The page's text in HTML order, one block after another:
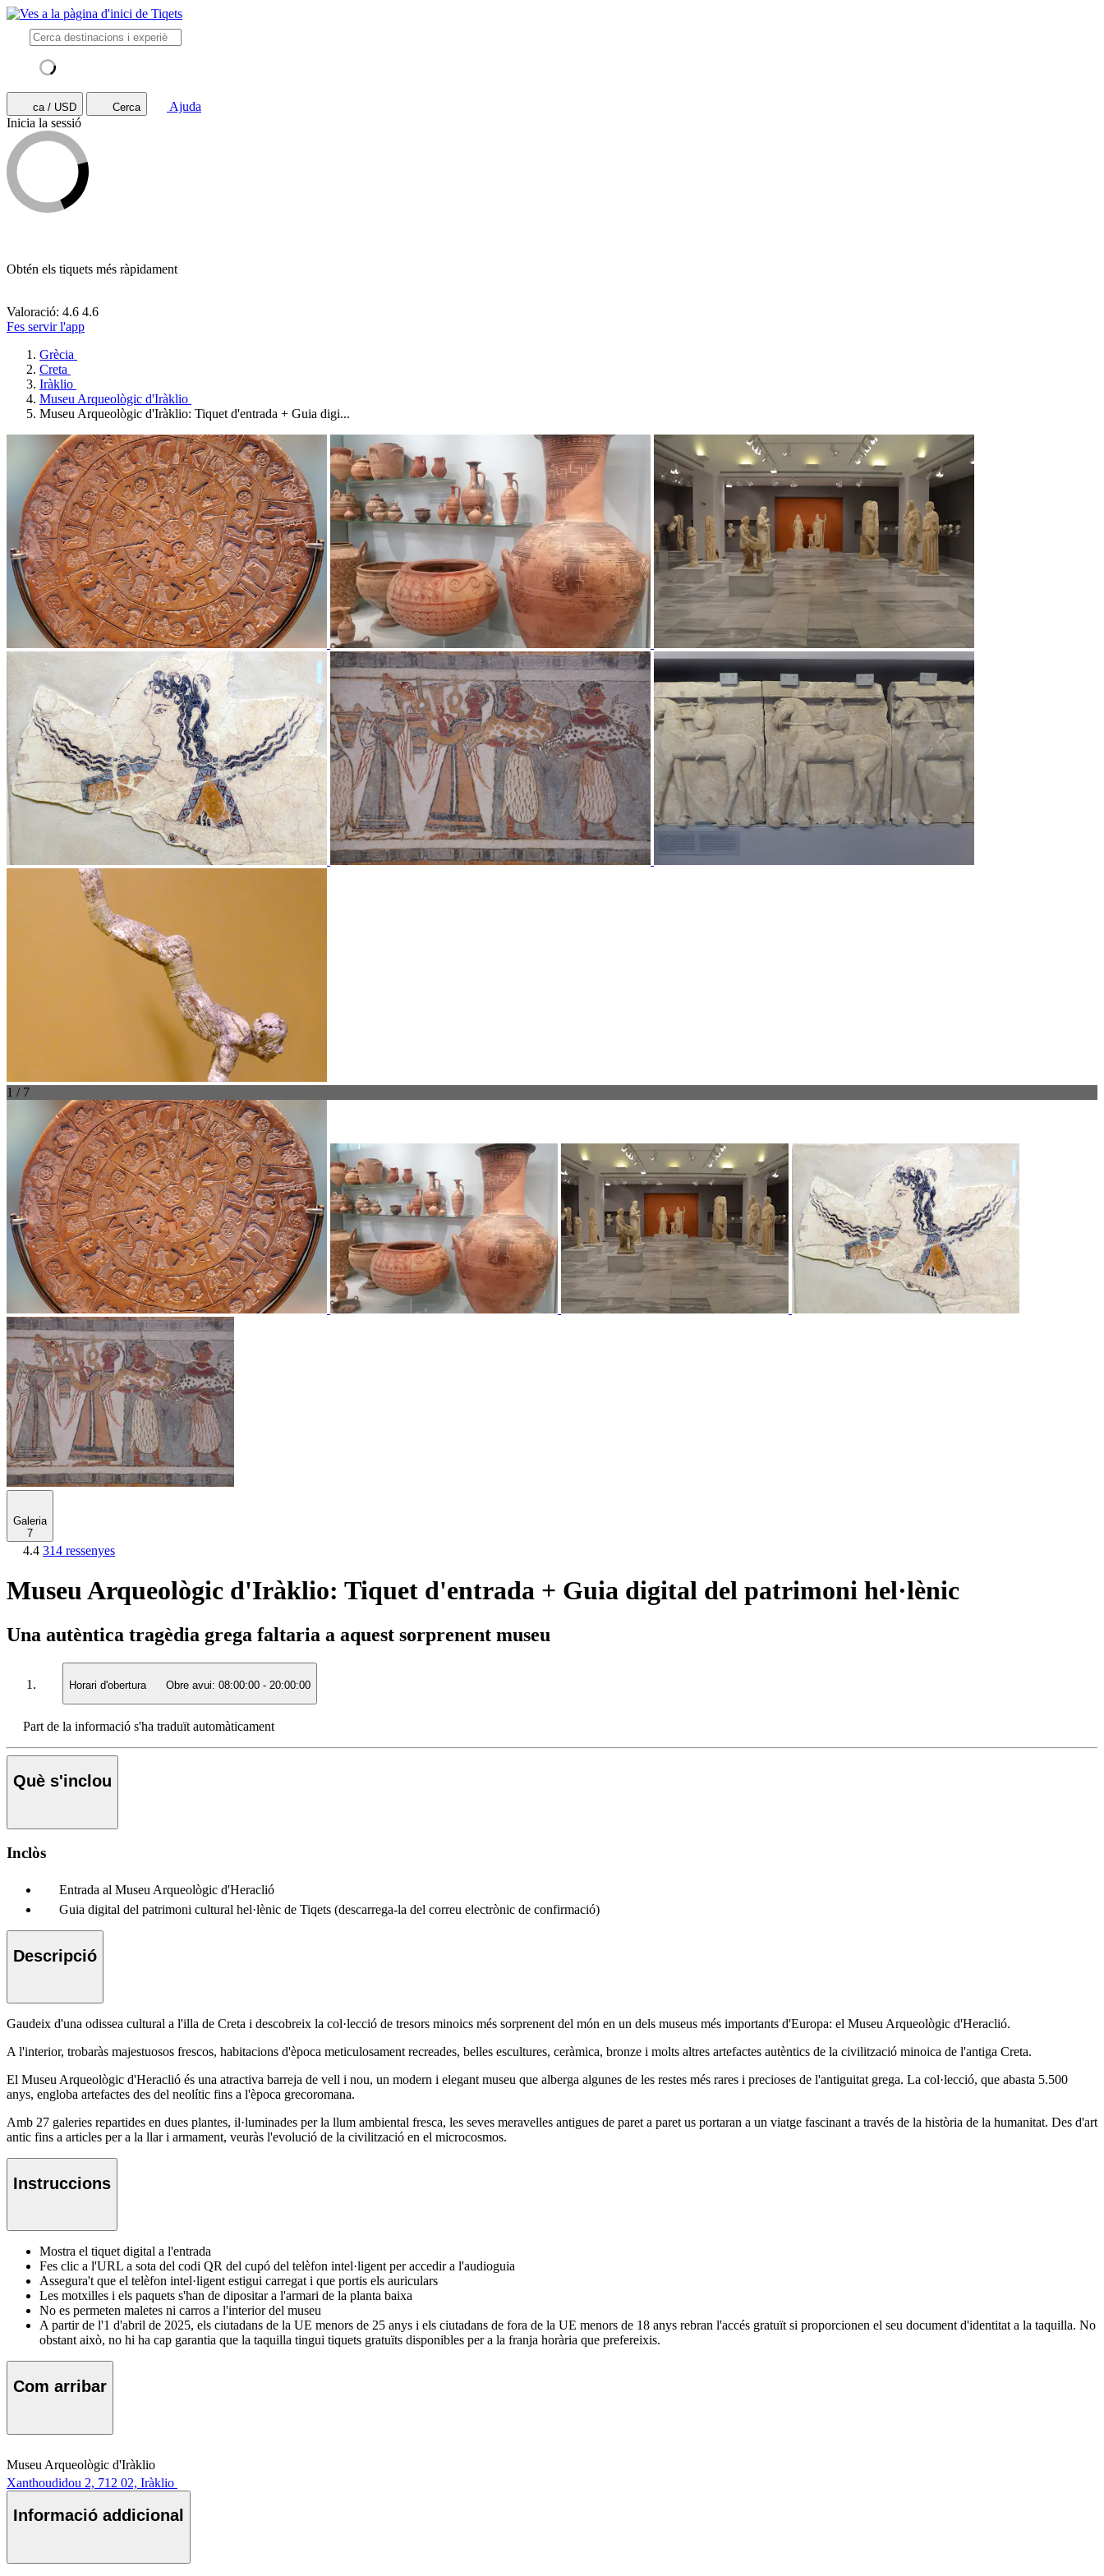
ca / USD Cerca
Ajuda
Inicia la sessió
Obtén els tiquets més ràpidament
Valoració: 4.6 4.6
Fes servir l'app
Grècia
Creta
Iràklio
Museu Arqueològic d'Iràklio
Museu Arqueològic d'Iràklio: Tiquet d'entrada + Guia digi...
1 / 7
Galeria
7
4.4 314 ressenyes
Museu Arqueològic d'Iràklio: Tiquet d'entrada + Guia digital del patrimoni hel·lènic
Una autèntica tragèdia grega faltaria a aquest sorprenent museu
Horari d'obertura Obre avui: 08:00:00 - 20:00:00
Part de la informació s'ha traduït automàticament
Què s'inclou
Inclòs
Entrada al Museu Arqueològic d'Heraclió
Guia digital del patrimoni cultural hel·lènic de Tiqets (descarrega-la del correu electrònic de confirmació)
Descripció
Gaudeix d'una odissea cultural a l'illa de Creta i descobreix la col·lecció de tresors minoics més sorprenent del món en un dels museus més importants d'Europa: el Museu Arqueològic d'Heraclió.
A l'interior, trobaràs majestuosos frescos, habitacions d'època meticulosament recreades, belles escultures, ceràmica, bronze i molts altres artefactes autèntics de la civilització minoica de l'antiga Creta.
El Museu Arqueològic d'Heraclió és una atractiva barreja de vell i nou, un modern i elegant museu que alberga algunes de les restes més rares i precioses de l'antiguitat grega. La col·lecció, que abasta 5.500
anys, engloba artefactes des del neolític fins a l'època grecoromana.
Amb 27 galeries repartides en dues plantes, il·luminades per la llum ambiental fresca, les seves meravelles antigues de paret a paret us portaran a un viatge fascinant a través de la història de la humanitat. Des d'art
antic fins a articles per a la llar i armament, veuràs l'evolució de la civilització en el microcosmos.
Instruccions
Mostra el tiquet digital a l'entrada
Fes clic a l'URL a sota del codi QR del cupó del telèfon intel·ligent per accedir a l'audioguia
Assegura't que el telèfon intel·ligent estigui carregat i que portis els auriculars
Les motxilles i els paquets s'han de dipositar a l'armari de la planta baixa
No es permeten maletes ni carros a l'interior del museu
A partir de l'1 d'abril de 2025, els ciutadans de la UE menors de 25 anys i els ciutadans de fora de la UE menors de 18 anys rebran l'accés gratuït si proporcionen el seu document d'identitat a la taquilla. No
obstant això, no hi ha cap garantia que la taquilla tingui tiquets gratuïts disponibles per a la franja horària que prefereixis.
Com arribar
Museu Arqueològic d'Iràklio
Xanthoudidou 2, 712 02, Iràklio
Informació addicional